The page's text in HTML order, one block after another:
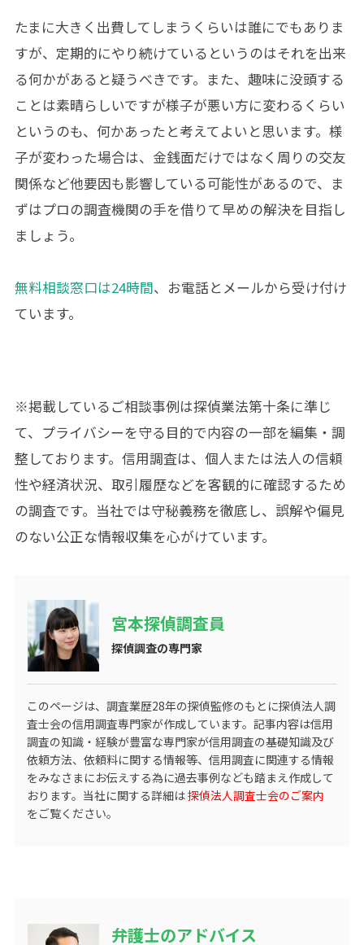
たまに大きく出費してしまうくらいは誰にでもありま
すが、定期的にやり続けているというのはそれを出来
る何かがあると疑うべきです。また、趣味に没頭する
ことは素晴らしいですが様子が悪い方に変わるくらい
というのも、何かあったと考えてよいと思います。様
子が変わった場合は、金銭面だけではなく周りの交友
関係など他要因も影響している可能性があるので、ま
ずはプロの調査機関の手を借りて早めの解決を目指し
ましょう。
無料相談窓口は24時間、お電話とメールから受け付け
ています。
※掲載しているご相談事例は探偵業法第十条に準じ
て、プライバシーを守る目的で内容の一部を編集・調
整しております。信用調査は、個人または法人の信頼
性や経済状況、取引履歴などを客観的に確認するため
の調査です。当社では守秘義務を徹底し、誤解や偏見
のない公正な情報収集を心がけています。
宮本探偵調査員
探偵調査の専門家
このページは、調査業歴28年の探偵監修のもとに探偵法人調
査士会の信用調査専門家が作成しています。記事内容は信用
調査の知識・経験が豊富な専門家が信用調査の基礎知識及び
依頼方法、依頼料に関する情報等、信用調査に関連する情報
をみなさまにお伝えする為に過去事例なども踏まえ作成して
おります。当社に関する詳細は探偵法人調査士会のご案内
をご覧ください。
弁護士のアドバイス